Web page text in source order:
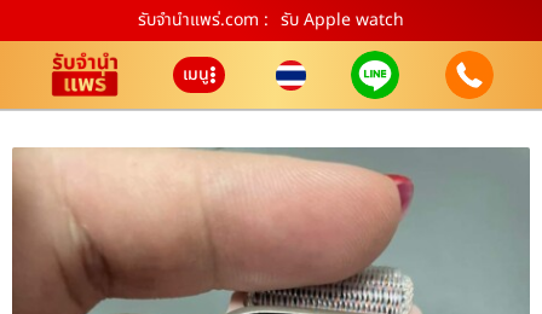
รับจํานําแพร่.com : รับ Apple watch
เมนู